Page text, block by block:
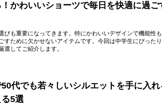
かわいいショーツで毎日を快適に過ご
びも重要になってきます。特にかわいいデザインで機能性
ために欠かせないアイテムです。今回は中学生にぴったり
してご紹介します。
代でも若々しいシルエットを手に入れ
5選